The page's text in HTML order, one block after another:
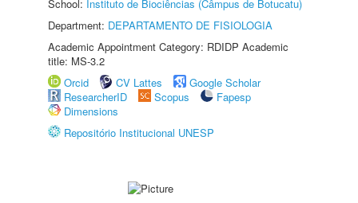
School: Instituto de Biociências (Câmpus de Botucatu)
Department: DEPARTAMENTO DE FISIOLOGIA
Academic Appointment Category: RDIDP Academic
title: MS-3.2
Orcid
CV Lattes
Google Scholar
ResearcherID
Scopus
Fapesp
Dimensions
Repositório Institucional UNESP